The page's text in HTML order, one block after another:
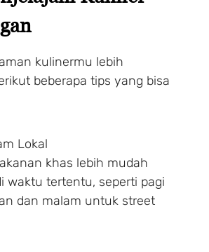
kulinermu lebih
beberapa tips yang bisa
Lokal
khas lebih mudah
waktu tertentu, seperti pagi
dan malam untuk street